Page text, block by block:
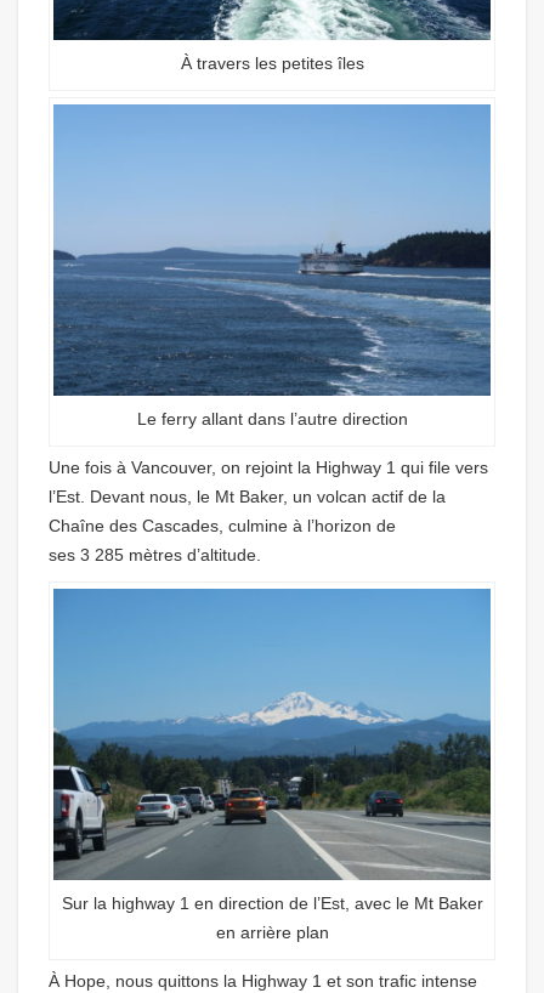
À travers les petites îles
Le ferry allant dans l’autre direction
Une fois à Vancouver, on rejoint la Highway 1 qui file vers
l’Est. Devant nous, le Mt Baker, un volcan actif de la
Chaîne des Cascades, culmine à l’horizon de
ses 3 285 mètres d’altitude.
Sur la highway 1 en direction de l’Est, avec le Mt Baker
en arrière plan
À Hope, nous quittons la Highway 1 et son trafic intense